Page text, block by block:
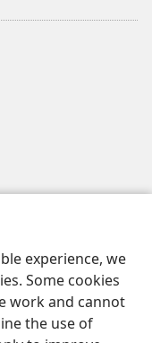
experience, we
Some cookies
work and cannot
the use of